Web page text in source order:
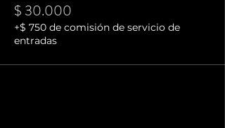
$ 30.000
+$ 750 de comisión de servicio de
entradas